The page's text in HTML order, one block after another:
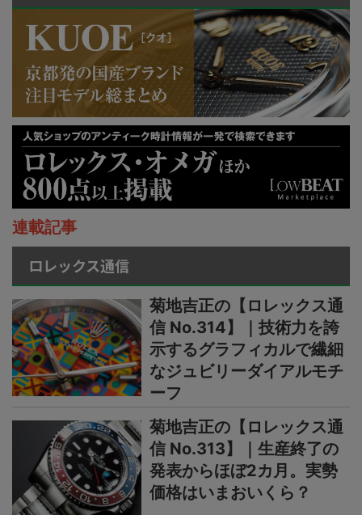
連載記事
ロレックス通信
菊地吉正の【ロレックス通
信 No.314】｜技術力を誇
示するグラフィカルで繊細
なジュビリーダイアルモチ
ーフ
菊地吉正の【ロレックス通
信 No.313】｜生産終了の
発表からほぼ2カ月。実勢
価格はいまおいくら？